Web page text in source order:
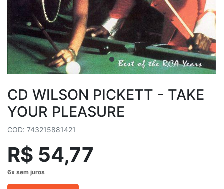
CD WILSON PICKETT - TAKE
YOUR PLEASURE
COD: 743215881421
R$ 54,77